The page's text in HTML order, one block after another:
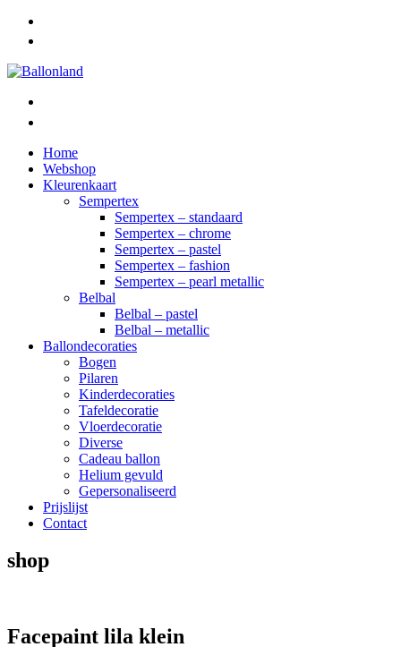
Home
Webshop
Kleurenkaart
Sempertex
Sempertex – standaard
Sempertex – chrome
Sempertex – pastel
Sempertex – fashion
Sempertex – pearl metallic
Belbal
Belbal – pastel
Belbal – metallic
Ballondecoraties
Bogen
Pilaren
Kinderdecoraties
Tafeldecoratie
Vloerdecoratie
Diverse
Cadeau ballon
Helium gevuld
Gepersonaliseerd
Prijslijst
Contact
shop
Facepaint lila klein